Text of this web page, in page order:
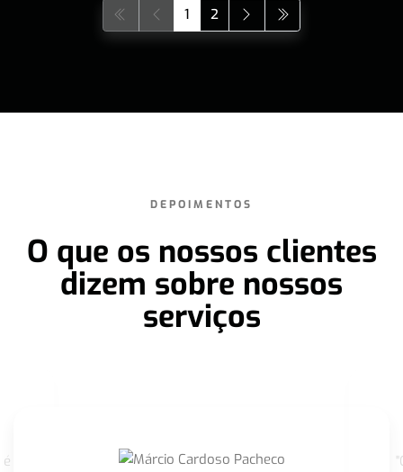
1 2
DEPOIMENTOS
O que os nossos clientes
dizem sobre nossos
serviços